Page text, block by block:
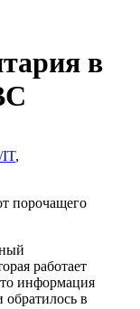
в
IT,
порочащего
работает
информация
в